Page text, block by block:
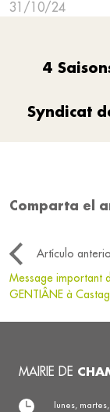
31/10/24
4
Syndicat
Comparta el
Artículo
Message important
GENTIÂNE à
MAIRIE DE
lunes,